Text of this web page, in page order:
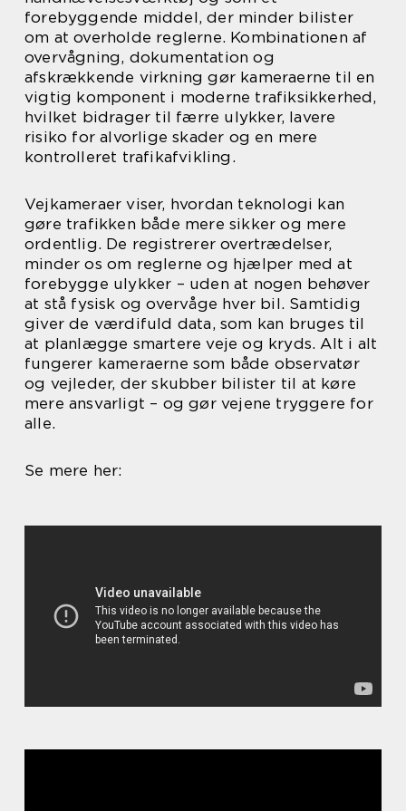
forebyggende middel, der minder bilister
om at overholde reglerne. Kombinationen af
overvågning, dokumentation og
afskrækkende virkning gør kameraerne til en
vigtig komponent i moderne trafiksikkerhed,
hvilket bidrager til færre ulykker, lavere
risiko for alvorlige skader og en mere
kontrolleret trafikafvikling.
Vejkameraer viser, hvordan teknologi kan
gøre trafikken både mere sikker og mere
ordentlig. De registrerer overtrædelser,
minder os om reglerne og hjælper med at
forebygge ulykker – uden at nogen behøver
at stå fysisk og overvåge hver bil. Samtidig
giver de værdifuld data, som kan bruges til
at planlægge smartere veje og kryds. Alt i alt
fungerer kameraerne som både observatør
og vejleder, der skubber bilister til at køre
mere ansvarligt – og gør vejene tryggere for
alle.
Se mere her: